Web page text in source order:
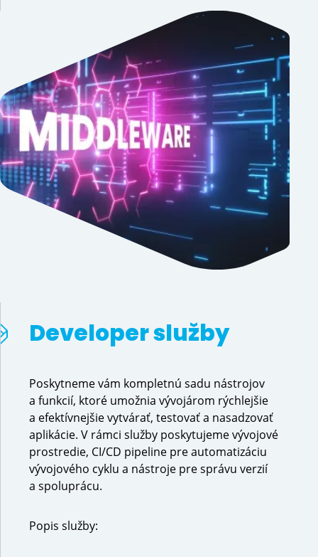
Developer služby
Poskytneme vám kompletnú sadu nástrojov
a funkcií, ktoré umožnia vývojárom rýchlejšie
a efektívnejšie vytvárať, testovať a nasadzovať
aplikácie. V rámci služby poskytujeme vývojové
prostredie, CI/CD pipeline pre automatizáciu
vývojového cyklu a nástroje pre správu verzií
a spoluprácu.
Popis služby: